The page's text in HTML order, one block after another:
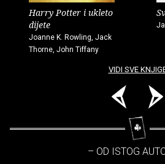
Harry Potter i ukleto
dijete
Joanne K. Rowling, Jack
Thorne, John Tiffany
VIDI SVE
– OD ISTOG